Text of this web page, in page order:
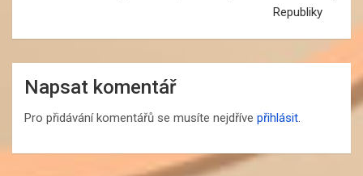
Republiky
Napsat komentář
Pro přidávání komentářů se musíte nejdříve přihlásit.